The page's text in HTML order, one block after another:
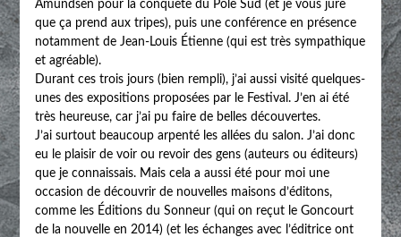
Amundsen pour la conquête du Pôle Sud (et je vous jure
que ça prend aux tripes), puis une conférence en présence
notamment de Jean-Louis Étienne (qui est très sympathique
et agréable).
Durant ces trois jours (bien rempli), j’ai aussi visité quelques-
unes des expositions proposées par le Festival. J’en ai été
très heureuse, car j’ai pu faire de belles découvertes.
J’ai surtout beaucoup arpenté les allées du salon. J’ai donc
eu le plaisir de voir ou revoir des gens (auteurs ou éditeurs)
que je connaissais. Mais cela a aussi été pour moi une
occasion de découvrir de nouvelles maisons d’éditons,
comme les Éditions du Sonneur (qui on reçut le Goncourt
de la nouvelle en 2014) (et les échanges avec l’éditrice ont